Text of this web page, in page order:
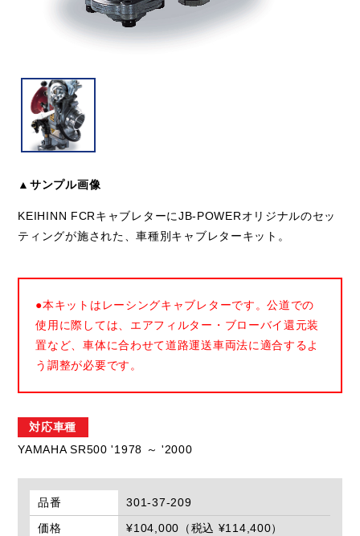
▲サンプル画像
KEIHINN FCRキャブレターにJB-POWERオリジナルのセッ
ティングが施された、車種別キャブレターキット。
●本キットはレーシングキャブレターです。公道での
使用に際しては、エアフィルター・ブローバイ還元装
置など、車体に合わせて道路運送車両法に適合するよ
う調整が必要です。
対応車種
YAMAHA SR500 '1978 ～ '2000
品番
301-37-209
価格
¥104,000（税込 ¥114,400）